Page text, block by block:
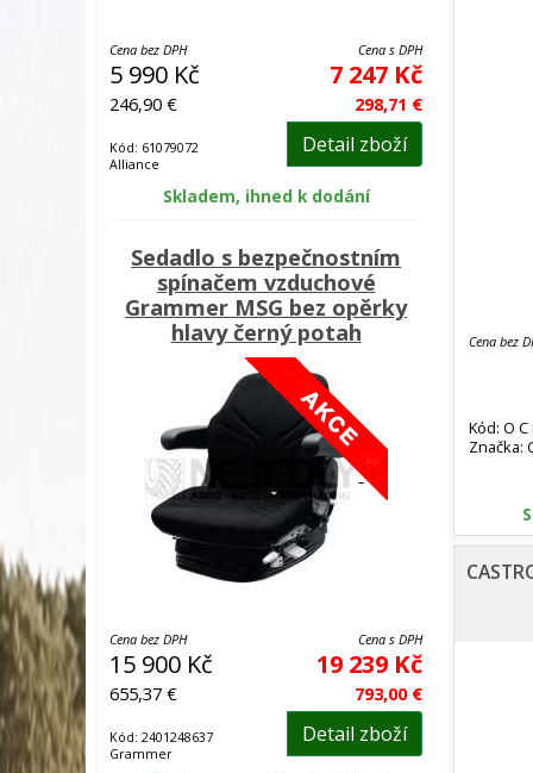
Cena bez DPH
5 990 Kč
246,90 €
Cena s DPH
7 247 Kč
298,71 €
Kód: 61079072
Alliance
Detail zboží
Skladem, ihned k dodání
Sedadlo s bezpečnostním
spínačem vzduchové
Grammer MSG bez opěrky
hlavy černý potah
Cena bez DPH
15 900 Kč
655,37 €
Cena s DPH
19 239 Kč
793,00 €
Kód: 2401248637
Grammer
Detail zboží
Cena bez
Kód: O C
40 PDX
Značka: